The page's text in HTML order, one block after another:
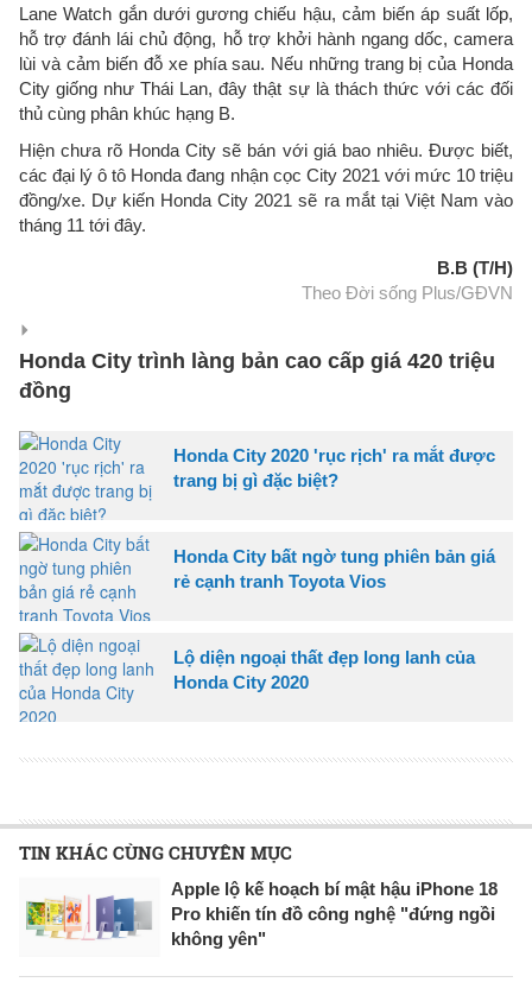
Lane Watch gắn dưới gương chiếu hậu, cảm biến áp suất lốp,
hỗ trợ đánh lái chủ động, hỗ trợ khởi hành ngang dốc, camera
lùi và cảm biến đỗ xe phía sau. Nếu những trang bị của Honda
City giống như Thái Lan, đây thật sự là thách thức với các đối
thủ cùng phân khúc hạng B.
Hiện chưa rõ Honda City sẽ bán với giá bao nhiêu. Được biết,
các đại lý ô tô Honda đang nhận cọc City 2021 với mức 10 triệu
đồng/xe. Dự kiến Honda City 2021 sẽ ra mắt tại Việt Nam vào
tháng 11 tới đây.
B.B (T/H)
Theo Đời sống Plus/GĐVN
Honda City trình làng bản cao cấp giá 420 triệu
đồng
Honda City 2020 'rục rịch' ra mắt được
trang bị gì đặc biệt?
Honda City bất ngờ tung phiên bản giá
rẻ cạnh tranh Toyota Vios
Lộ diện ngoại thất đẹp long lanh của
Honda City 2020
TIN KHÁC CÙNG CHUYÊN MỤC
Apple lộ kế hoạch bí mật hậu iPhone 18
Pro khiến tín đồ công nghệ "đứng ngồi
không yên"